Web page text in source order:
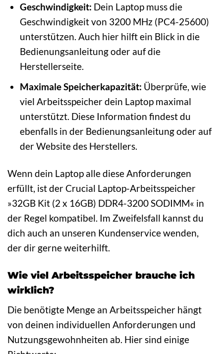
Geschwindigkeit: Dein Laptop muss die
Geschwindigkeit von 3200 MHz (PC4-25600)
unterstützen. Auch hier hilft ein Blick in die
Bedienungsanleitung oder auf die
Herstellerseite.
Maximale Speicherkapazität: Überprüfe, wie
viel Arbeitsspeicher dein Laptop maximal
unterstützt. Diese Information findest du
ebenfalls in der Bedienungsanleitung oder auf
der Website des Herstellers.
Wenn dein Laptop alle diese Anforderungen
erfüllt, ist der Crucial Laptop-Arbeitsspeicher
»32GB Kit (2 x 16GB) DDR4-3200 SODIMM« in
der Regel kompatibel. Im Zweifelsfall kannst du
dich auch an unseren Kundenservice wenden,
der dir gerne weiterhilft.
Wie viel Arbeitsspeicher brauche ich
wirklich?
Die benötigte Menge an Arbeitsspeicher hängt
von deinen individuellen Anforderungen und
Nutzungsgewohnheiten ab. Hier sind einige